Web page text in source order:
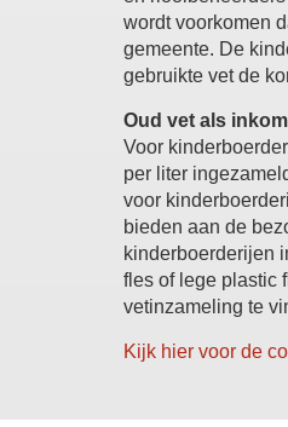
wordt voorkomen
gemeente. De
gebruikte vet de
Oud vet als
Voor
per liter
voor
bieden aan de
kinderboerderijen
fles of lege plastic
vetinzameling te
Kijk hier voor de